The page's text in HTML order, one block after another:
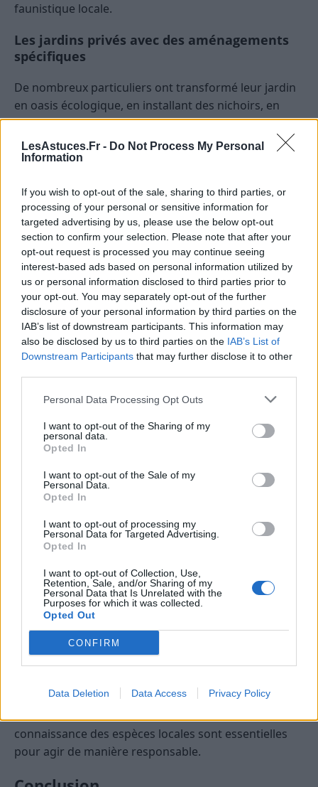
LesAstuces.Fr - Do Not Process My Personal
Information
If you wish to opt-out of the sale, sharing to third parties, or
processing of your personal or sensitive information for
targeted advertising by us, please use the below opt-out
section to confirm your selection. Please note that after your
opt-out request is processed you may continue seeing
interest-based ads based on personal information utilized by
us or personal information disclosed to third parties prior to
your opt-out. You may separately opt-out of the further
disclosure of your personal information by third parties on the
IAB’s list of downstream participants. This information may
also be disclosed by us to third parties on the IAB’s List of
Downstream Participants that may further disclose it to other
Personal Data Processing Opt Outs
I want to opt-out of the Sharing of my
personal data.
Opted In
I want to opt-out of the Sale of my
Personal Data.
Opted In
I want to opt-out of processing my
Personal Data for Targeted Advertising.
Opted In
I want to opt-out of Collection, Use,
Retention, Sale, and/or Sharing of my
Personal Data that Is Unrelated with the
Purposes for which it was collected.
Opted Out
CONFIRM
Data Deletion Data Access Privacy Policy
faunistique locale.
Les jardins privés avec des aménagements
spécifiques
De nombreux particuliers ont transformé leur jardin
en oasis écologique, en installant des nichoirs, en
limitant l’usage de pesticides, et en créant des zones
sauvages. En Corse, un jardin familial a été conçu
avec un bassin naturel, des haies indigènes, et un
d’oiseaux et d’insectes.
Comment encourager la biodiversité
dans son propre jardin ?
Pour maximiser l’impact positif de votre jardin, voici
quelques conseils simples mais efficaces :
Privilégier les plantations de plantes indigènes
adaptées au climat local.
Installer des points d’eau, comme un petit bassin
ou un seau peu profond.
Éviter l’usage de pesticides et d’herbicides
Mettre en place des nichoirs et hôtels à insectes
pour accueillir la faune.
Favoriser la diversité végétale pour attirer une
variété d’espèces.
Les enjeux et limites à considérer
Bien que la transformation d’un jardin en refuge pour
la biodiversité soit bénéfique, il est important de
respecter certains principes pour éviter des
déséquilibres ou des nuisances. Par exemple, il faut
encore à ne pas créer des habitats qui attirent des
nuisibles ou des maladies. La sensibilisation et la
connaissance des espèces locales sont essentielles
pour agir de manière responsable.